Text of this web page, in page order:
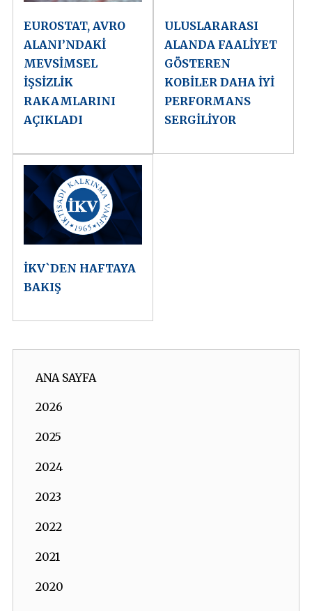
EUROSTAT, AVRO
ALANI’NDAKİ
MEVSİMSEL
İŞSİZLİK
RAKAMLARINI
AÇIKLADI
ULUSLARARASI
ALANDA FAALİYET
GÖSTEREN
KOBİLER DAHA İYİ
PERFORMANS
SERGİLİYOR
İKV`DEN HAFTAYA
BAKIŞ
ANA SAYFA
2026
2025
2024
2023
2022
2021
2020